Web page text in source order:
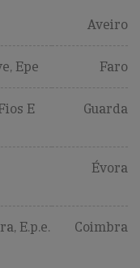
Aveiro
Epe Faro
E
Guarda
Évora
E.p.e. Coimbra